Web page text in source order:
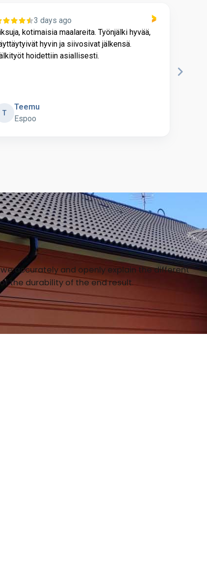
3 days ago
kotimaisia maalareita. Työnjälki hyvää,
hyvin ja siivosivat jälkensä.
hoidettiin asiallisesti.
T
Teemu
Espoo
accurately and openly explain the different
the durability of the end result.